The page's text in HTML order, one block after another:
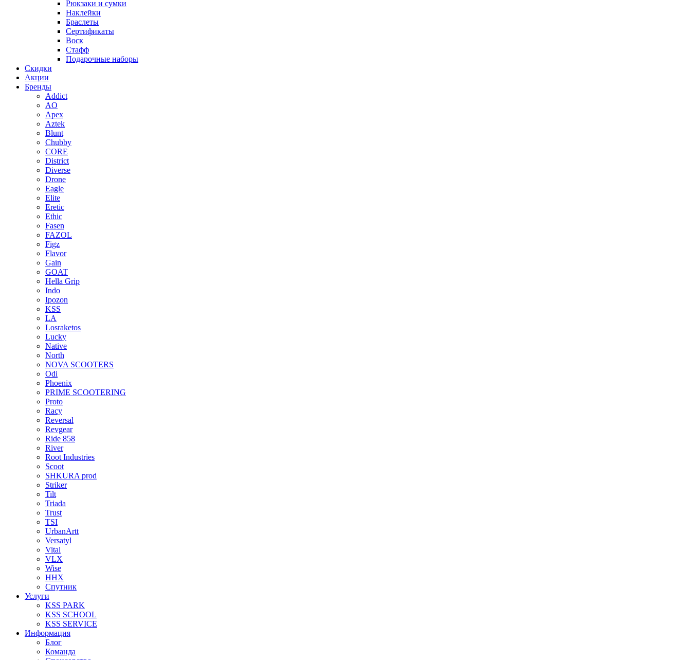
Рюкзаки и сумки
Наклейки
Браслеты
Сертификаты
Воск
Стафф
Подарочные наборы
Скидки
Акции
Бренды
Addict
AO
Apex
Aztek
Blunt
Chubby
CORE
District
Diverse
Drone
Eagle
Elite
Eretic
Ethic
Fasen
FAZOL
Figz
Flavor
Gain
GOAT
Hella Grip
Indo
Ipozon
KSS
LA
Losraketos
Lucky
Native
North
NOVA SCOOTERS
Odi
Phoenix
PRIME SCOOTERING
Proto
Racy
Reversal
Revgear
Ride 858
River
Root Industries
Scoot
SHKURA рrоd
Striker
Tilt
Triada
Trust
TSI
UrbanArtt
Versatyl
Vital
VLX
Wise
ННХ
Спутник
Услуги
KSS PARK
KSS SCHOOL
KSS SERVICE
Информация
Блог
Команда